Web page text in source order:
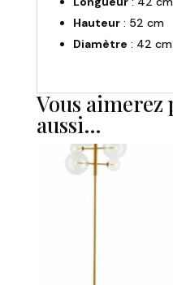
Hauteur: 52 cm
Diamètre : 42 cm
Vous
aussi…